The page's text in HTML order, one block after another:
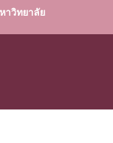
าวิทยาลัย